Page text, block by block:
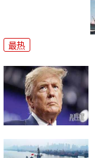
最热